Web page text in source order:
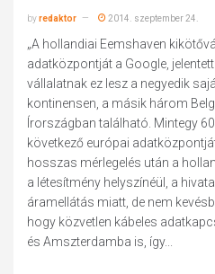
byredaktor 2014. szeptember 24.
„A hollandiai Eemshaven
adatközpontját a Google,
vállalatnak ez lesz a negyedik
kontinensen, a másik három
Írországban található. Mintegy
következő európai
hosszas mérlegelés után a
a létesítmény helyszínéül, a
áramellátás miatt, de nem
hogy közvetlen kábeles
és Amszterdamba is, így...